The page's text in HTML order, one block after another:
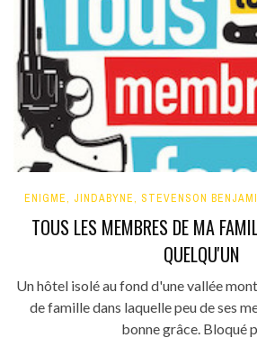
ENIGME, JINDABYNE, STEVENSON
TOUS LES MEMBRES DE MA
QUELQU'UN
Un hôtel isolé au fond d'une vallée
de famille dans laquelle peu de ses
bonne grâce. Bloqué